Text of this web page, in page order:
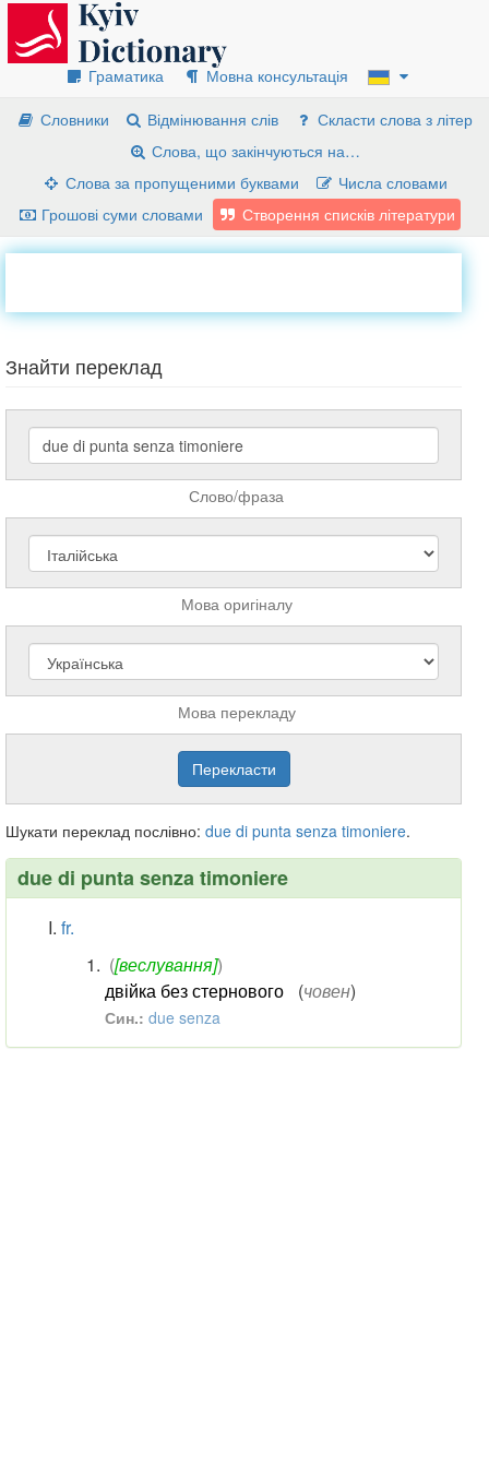
Граматика
Мовна консультація
Словники
Відмінювання слів
Скласти слова з літер
Слова, що закінчуються на…
Слова за пропущеними буквами
Числа словами
Грошові суми словами
Створення списків літератури
Знайти переклад
Слово/фраза
Мова оригіналу
Мова перекладу
Шукати переклад послівно: due di punta senza timoniere.
due di punta senza timoniere
fr.
([веслування])
двійка без стернового
(човен)
Син.: due senza